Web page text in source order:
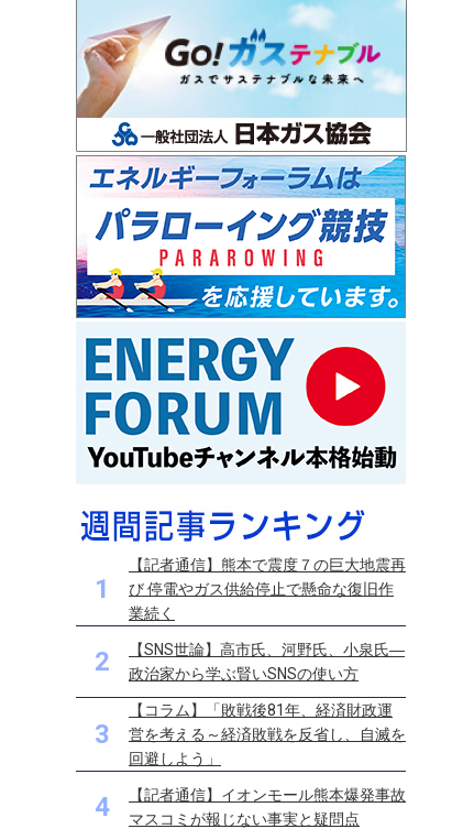
1
【記者通信】熊本で震度７の巨大地震再
び 停電やガス供給停止で懸命な復旧作
業続く
2
【SNS世論】高市氏、河野氏、小泉氏―
政治家から学ぶ賢いSNSの使い方
3
【コラム】「敗戦後81年、経済財政運
営を考える～経済敗戦を反省し、自滅を
回避しよう」
4
【記者通信】イオンモール熊本爆発事故
マスコミが報じない事実と疑問点